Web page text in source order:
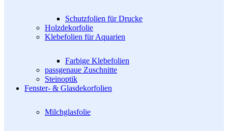
Schutzfolien für Drucke
Holzdekorfolie
Klebefolien für Aquarien
Farbige Klebefolien
passgenaue Zuschnitte
Steinoptik
Fenster- & Glasdekorfolien
Milchglasfolie